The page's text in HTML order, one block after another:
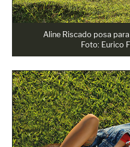
Aline Riscado posa
Foto: Eurico